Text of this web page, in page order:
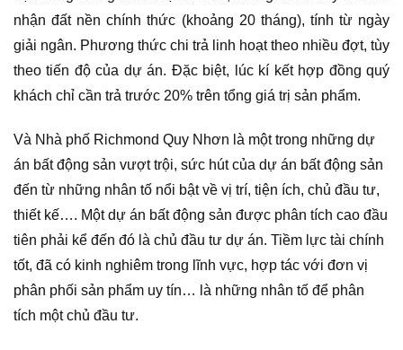
nhận đất nền chính thức (khoảng 20 tháng), tính từ ngày
giải ngân. Phương thức chi trả linh hoạt theo nhiều đợt, tùy
theo tiến độ của dự án. Đặc biệt, lúc kí kết hợp đồng quý
khách chỉ cần trả trước 20% trên tổng giá trị sản phẩm.
Và Nhà phố Richmond Quy Nhơn là một trong những dự
án bất động sản vượt trội, sức hút của dự án bất động sản
đến từ những nhân tố nổi bật về vị trí, tiện ích, chủ đầu tư,
thiết kế…. Một dự án bất động sản được phân tích cao đầu
tiên phải kể đến đó là chủ đầu tư dự án. Tiềm lực tài chính
tốt, đã có kinh nghiêm trong lĩnh vực, hợp tác với đơn vị
phân phối sản phẩm uy tín… là những nhân tố để phân
tích một chủ đầu tư.